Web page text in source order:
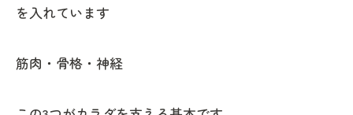
を入れています
筋肉・骨格・神経